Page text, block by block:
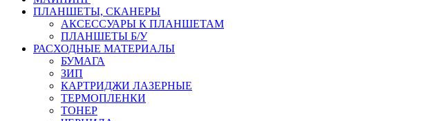
ПЛАНШЕТЫ, СКАНЕРЫ
АКСЕССУАРЫ К ПЛАНШЕТАМ
ПЛАНШЕТЫ Б/У
РАСХОДНЫЕ МАТЕРИАЛЫ
БУМАГА
ЗИП
КАРТРИДЖИ ЛАЗЕРНЫЕ
ТЕРМОПЛЕНКИ
ТОНЕР